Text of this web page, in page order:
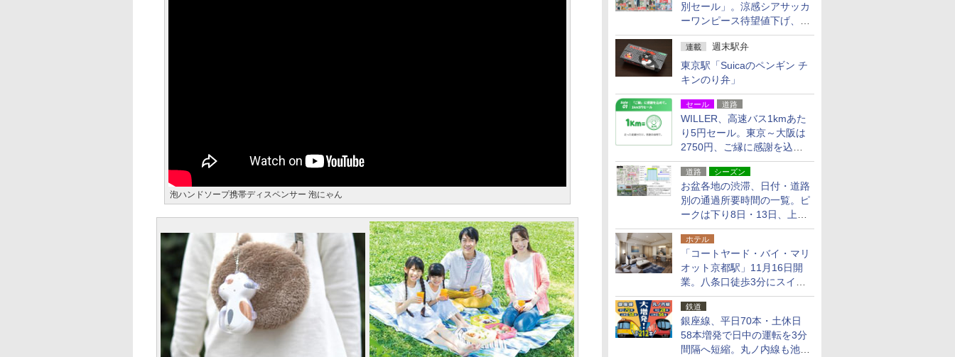
別セール」。涼感シアサッカ
ーワンピース待望値下げ、撥
水ギアショーツは1990円に
連載 週末駅弁
東京駅「Suicaのペンギン チ
キンのり弁」
セール 道路
WILLER、高速バス1kmあた
り5円セール。東京～大阪は
2750円、ご縁に感謝を込め
た20周年記念キャンペーン
道路 シーズン
お盆各地の渋滞、日付・道路
別の通過所要時間の一覧。ピ
ークは下り8日・13日、上り
14日・15日
ホテル
「コートヤード・バイ・マリ
オット京都駅」11月16日開
業。八条口徒歩3分にスイー
ト含む全270室、ダイニング
も併設
鉄道
銀座線、平日70本・土休日
58本増発で日中の運転を3分
間隔へ短縮。丸ノ内線も池袋
泡ハンドソープ携帯ディスペンサー 泡にゃん